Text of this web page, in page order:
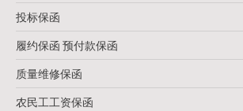
投标保函
履约保函 预付款保函
质量维修保函
农民工工资保函